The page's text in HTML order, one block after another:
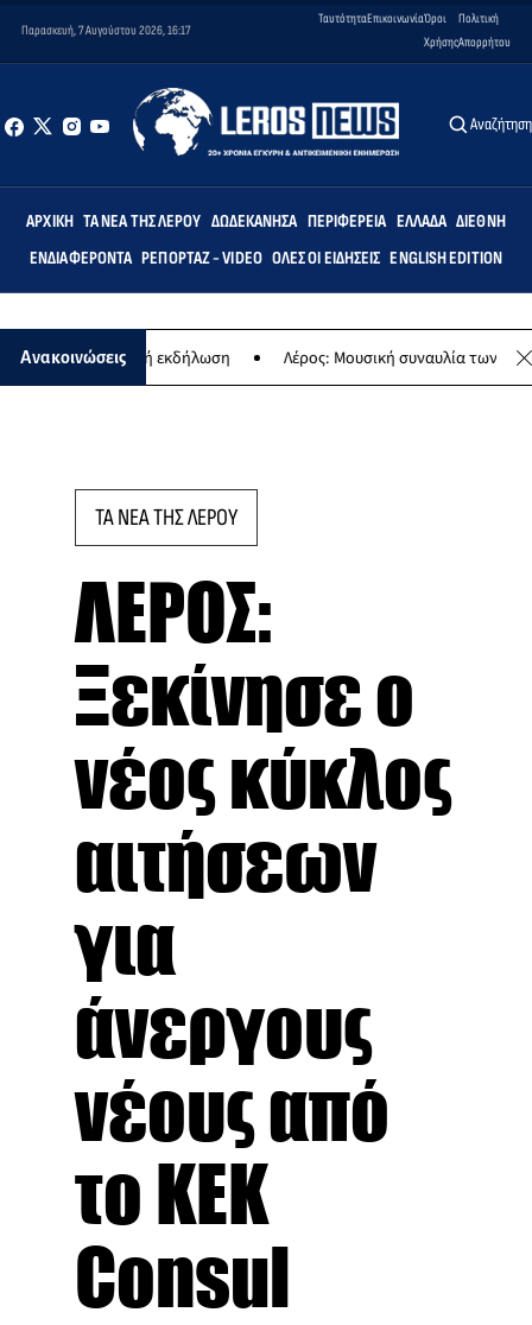
Παρασκευή, 7 Αυγούστου 2026, 16:17
ΤαυτότηταΕπικοινωνίαΌροι
Χρήσης
Πολιτική
Απορρήτου
Αναζήτηση
ΑΡΧΙΚΉ ΤΑ ΝΈΑ ΤΗΣ ΛΈΡΟΥ ΔΩΔΕΚΆΝΗΣΑ ΠΕΡΙΦΈΡΕΙΑ ΕΛΛΆΔΑ ΔΙΕΘΝΉ
ΕΝΔΙΑΦΈΡΟΝΤΑ ΡΕΠΟΡΤΆΖ - VIDEO ΌΛΕΣ ΟΙ ΕΙΔΉΣΕΙΣ ENGLISH EDITION
Ανακοινώσεις
- Μουσική εκδήλωση Λέρος: Μουσική συναυλία των
ΤΑ ΝΕΑ ΤΗΣ ΛΕΡΟΥ
ΛΕΡΟΣ:
Ξεκίνησε ο
νέος κύκλος
αιτήσεων
για
άνεργους
νέους από
το ΚΕΚ
Consul